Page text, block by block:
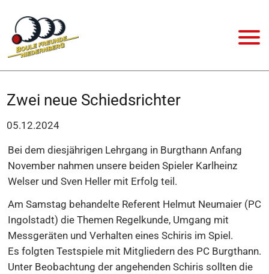
Zwei neue Schiedsrichter
05.12.2024
Bei dem diesjährigen Lehrgang in Burgthann Anfang
November nahmen unsere beiden Spieler Karlheinz
Welser und Sven Heller mit Erfolg teil.
Am Samstag behandelte Referent Helmut Neumaier (PC
Ingolstadt) die Themen Regelkunde, Umgang mit
Messgeräten und Verhalten eines Schiris im Spiel.
Es folgten Testspiele mit Mitgliedern des PC Burgthann.
Unter Beobachtung der angehenden Schiris sollten die